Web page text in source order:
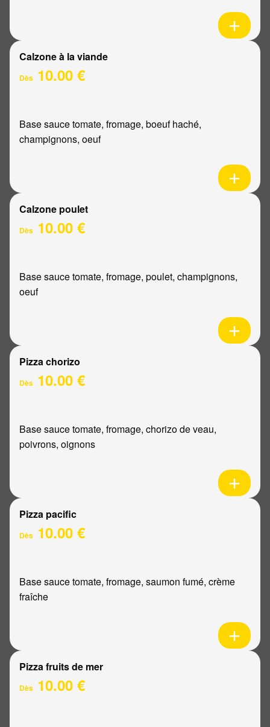
Calzone à la viande
Dès 10.00 €
Base sauce tomate, fromage, boeuf haché,
champignons, oeuf
Calzone poulet
Dès 10.00 €
Base sauce tomate, fromage, poulet, champignons,
oeuf
Pizza chorizo
Dès 10.00 €
Base sauce tomate, fromage, chorizo de veau,
poivrons, oignons
Pizza pacific
Dès 10.00 €
Base sauce tomate, fromage, saumon fumé, crème
fraîche
Pizza fruits de mer
Dès 10.00 €